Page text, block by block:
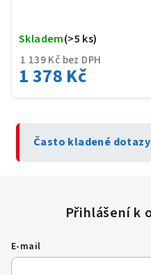
1 139 Kč bez DPH
1 378 Kč
Skladem(>5 ks)
Často kladené dotazy
E-mail